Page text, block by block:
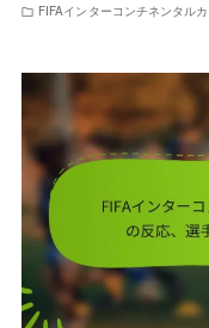
FIFAインターコンチネンタル